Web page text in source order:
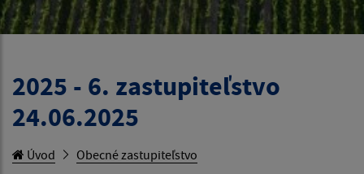
2025 - 6. zastupiteľstvo
24.06.2025
Úvod Obecné zastupiteľstvo